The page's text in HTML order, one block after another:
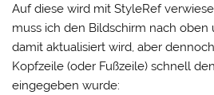
Auf diese wird mit StyleRef
muss ich den Bildschirm nach
damit aktualisiert wird, aber
Kopfzeile (oder Fußzeile) schnell
eingegeben wurde: